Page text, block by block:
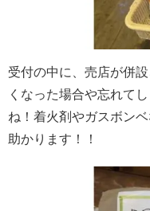
受付の中に、売店が併
くなった場合や忘れて
ね！着火剤やガスボン
助かります！！